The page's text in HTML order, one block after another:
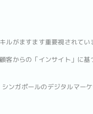
がますます重要視されてい
客からの「インサイト」に
ンガポールのデジタルマー